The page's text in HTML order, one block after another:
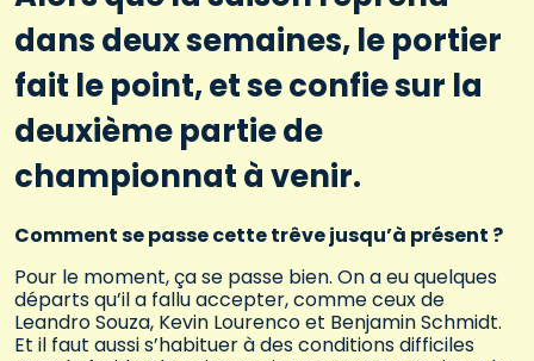
dans deux semaines, le portier
fait le point, et se confie sur la
deuxième partie de
championnat à venir.
Comment se passe cette trêve jusqu’à présent ?
Pour le moment, ça se passe bien. On a eu quelques
départs qu’il a fallu accepter, comme ceux de
Leandro Souza, Kevin Lourenco et Benjamin Schmidt.
Et il faut aussi s’habituer à des conditions difficiles